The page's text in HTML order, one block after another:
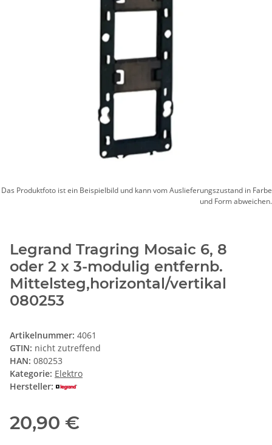
Das Produktfoto ist ein Beispielbild und kann vom Auslieferungszustand in Farbe
und Form abweichen.
Legrand Tragring Mosaic 6, 8
oder 2 x 3-modulig entfernb.
Mittelsteg,horizontal/vertikal
080253
Artikelnummer: 4061
GTIN: nicht zutreffend
HAN: 080253
Kategorie: Elektro
Hersteller:
20,90 €